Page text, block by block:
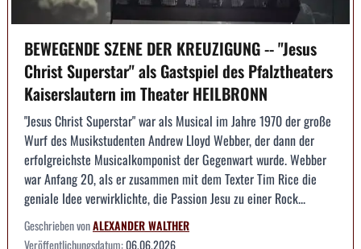
BEWEGENDE SZENE DER KREUZIGUNG -- "Jesus
Christ Superstar" als Gastspiel des Pfalztheaters
Kaiserslautern im Theater HEILBRONN
"Jesus Christ Superstar" war als Musical im Jahre 1970 der große
Wurf des Musikstudenten Andrew Lloyd Webber, der dann der
erfolgreichste Musicalkomponist der Gegenwart wurde. Webber
war Anfang 20, als er zusammen mit dem Texter Tim Rice die
geniale Idee verwirklichte, die Passion Jesu zu einer Rock...
Geschrieben vonALEXANDER WALTHER
Veröffentlichungsdatum:06.06.2026